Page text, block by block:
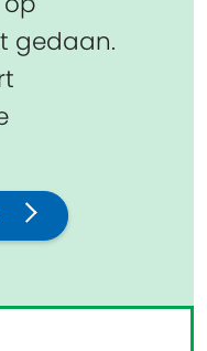
gedaan.